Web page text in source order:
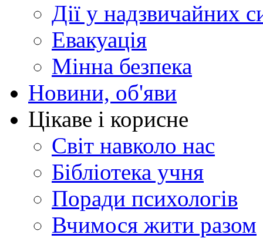
Дії у надзвичайних
Евакуація
Мінна безпека
Новини, об'яви
Цікаве і корисне
Світ навколо нас
Бібліотека учня
Поради психологів
Вчимося жити разом